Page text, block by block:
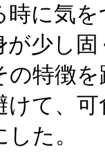
時に気
少し
特徴
けて、
た。